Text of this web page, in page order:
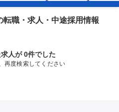
転職・求人・中途採用情報
人が 0件でした
再度検索してください